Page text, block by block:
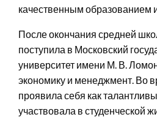
качественным образованием
После окончания средней
поступила в Московский
университет имени М. В.
экономику и менеджмент. Во
проявила себя как
участвовала в студенческой